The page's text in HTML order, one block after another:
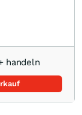
handeln